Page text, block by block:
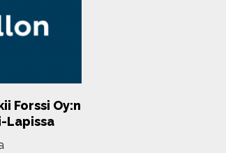
Forssi Oy:n
Lapissa